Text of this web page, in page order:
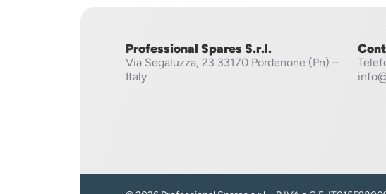
Professional Spares S.r.l.
Via Segaluzza, 23 33170 Pordenone (Pn) –
Italy